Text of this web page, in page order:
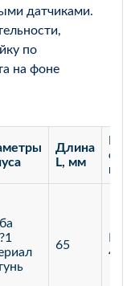
датчиками.
по
на фоне
Длина
L, мм
мм
65